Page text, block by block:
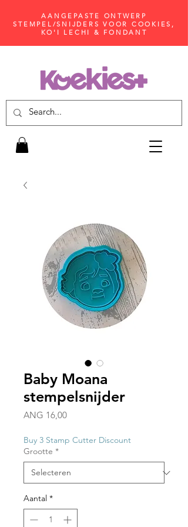
AANGEPASTE ONTWERP
STEMPEL/SNIJDERS VOOR COOKIES,
KO'I LECHI & FONDANT
Baby Moana
stempelsnijder
ANG 16,00Prijs
Buy 3 Stamp Cutter Discount
Grootte *
Aantal *